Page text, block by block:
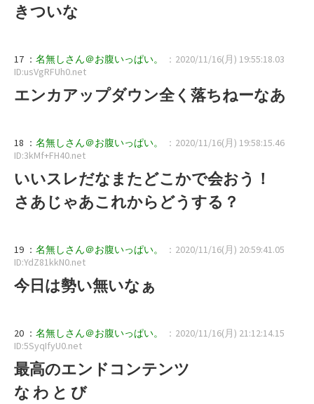
きついな
17 ： 名無しさん＠お腹いっぱい。
：2020/11/16(月) 19:55:18.03
ID:usVgRFUh0.net
エンカアップダウン全く落ちねーなあ
18 ： 名無しさん＠お腹いっぱい。
：2020/11/16(月) 19:58:15.46
ID:3kMf+FH40.net
いいスレだなまたどこかで会おう！
さあじゃあこれからどうする？
19 ： 名無しさん＠お腹いっぱい。
：2020/11/16(月) 20:59:41.05
ID:YdZ81kkN0.net
今日は勢い無いなぁ
20 ： 名無しさん＠お腹いっぱい。
：2020/11/16(月) 21:12:14.15
ID:5SyqIfyU0.net
最高のエンドコンテンツ
な わ と び